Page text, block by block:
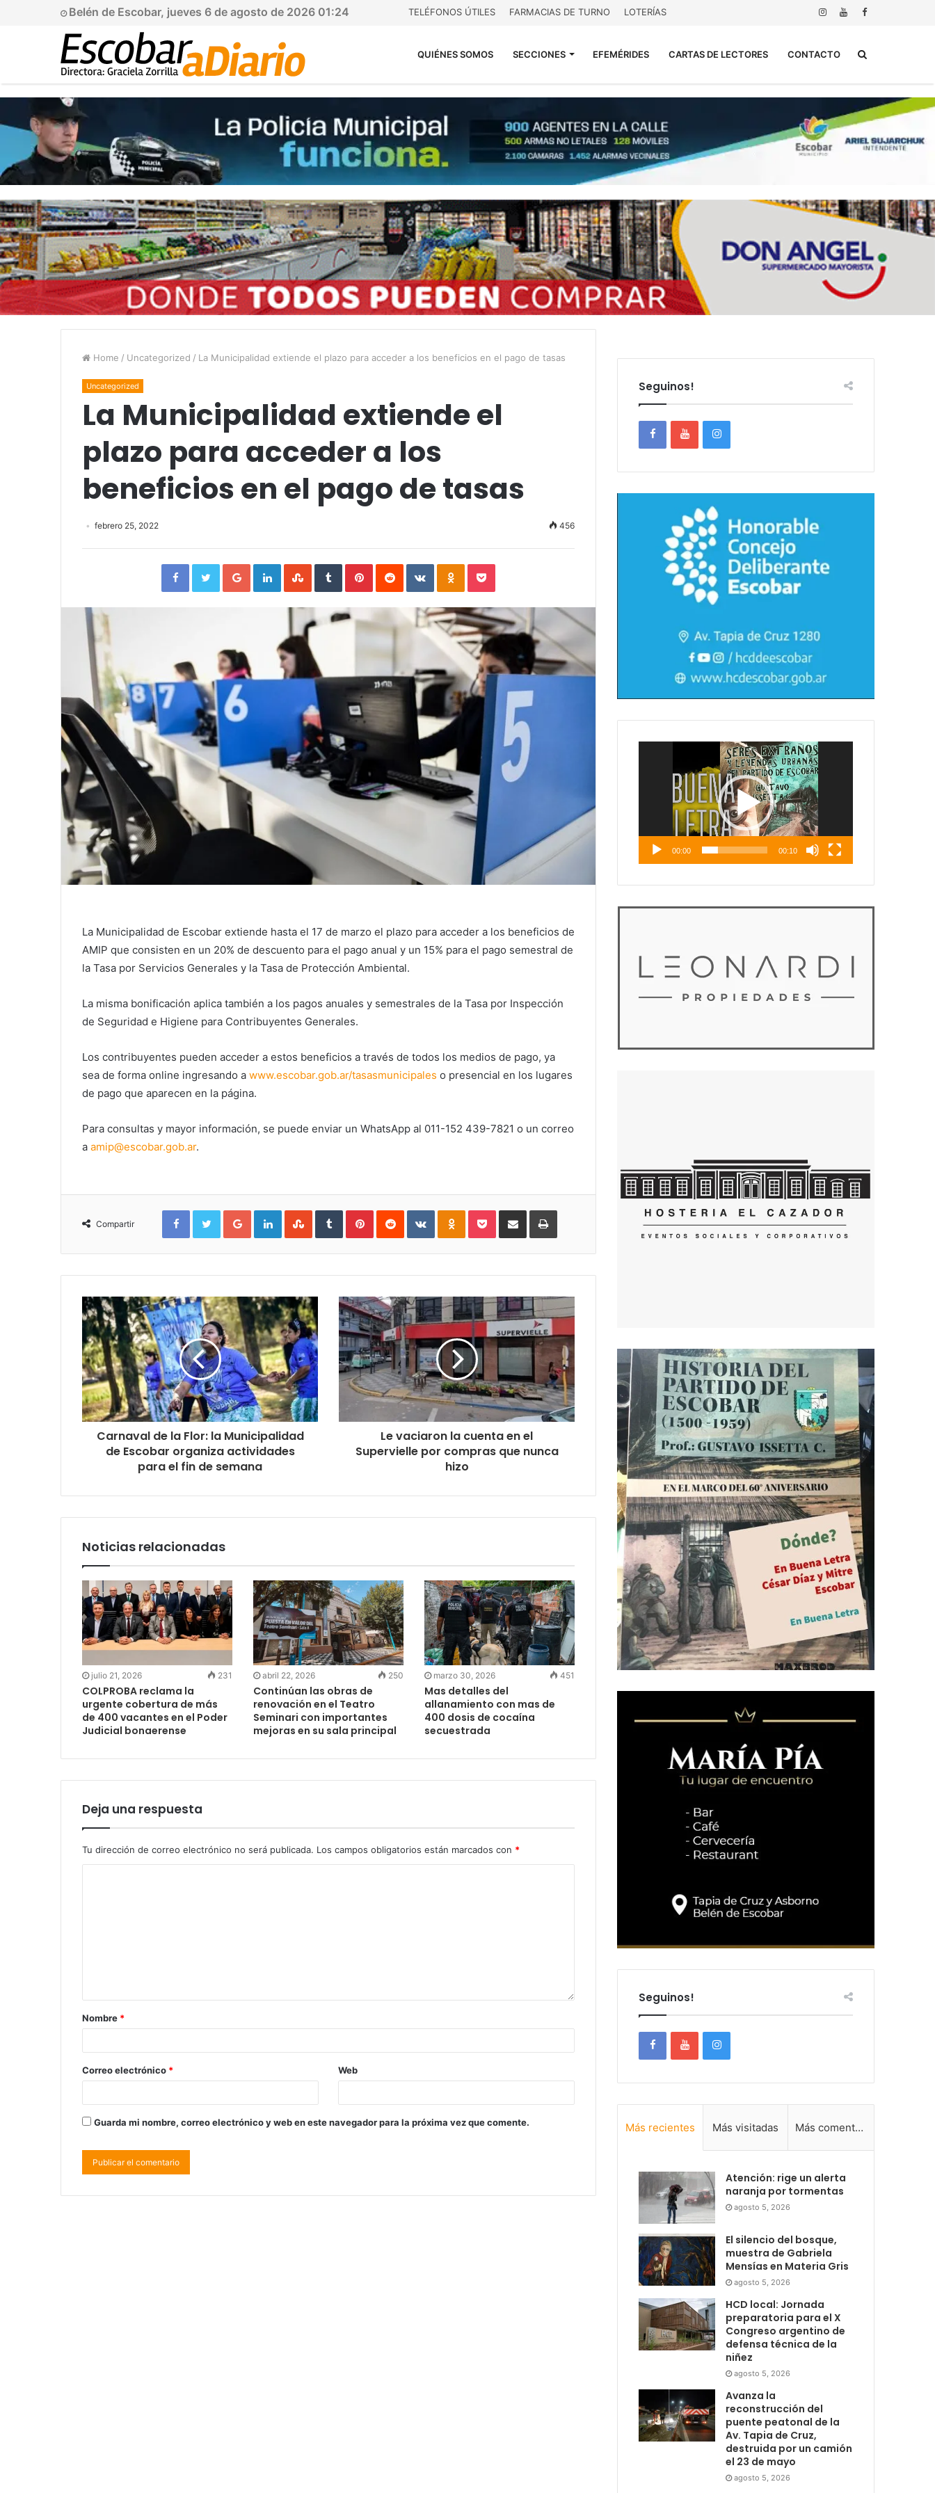
Belén de Escobar, jueves 6 de agosto de 2026 01:24 TELÉFONOS ÚTILES FARMACIAS DE TURNO LOTERÍAS
QUIÉNES SOMOS SECCIONES EFEMÉRIDES CARTAS DE LECTORES CONTACTO
Home / Uncategorized / La Municipalidad extiende el plazo para acceder a los beneficios en el pago de tasas
Uncategorized
La Municipalidad extiende el
plazo para acceder a los
beneficios en el pago de tasas
febrero 25, 2022 456
FacebookTwitterGoogle+LinkedInStumbleUpon
TumblrPinterestReddit VKontakteOdnoklassniki
Pocket
La Municipalidad de Escobar extiende hasta el 17 de marzo el plazo para acceder a los beneficios de
AMIP que consisten en un 20% de descuento para el pago anual y un 15% para el pago semestral de
la Tasa por Servicios Generales y la Tasa de Protección Ambiental.
La misma bonificación aplica también a los pagos anuales y semestrales de la Tasa por Inspección
de Seguridad e Higiene para Contribuyentes Generales.
Los contribuyentes pueden acceder a estos beneficios a través de todos los medios de pago, ya
sea de forma online ingresando a www.escobar.gob.ar/tasasmunicipales o presencial en los lugares
de pago que aparecen en la página.
Para consultas y mayor información, se puede enviar un WhatsApp al 011-152 439-7821 o un correo
a amip@escobar.gob.ar.
Compartir
FacebookTwitterGoogle+LinkedInStumbleUpon
TumblrPinterestReddit VKontakteOdnoklassniki
PocketCompartirImprimir
Carnaval de la Flor: la Municipalidad
de Escobar organiza actividades
para el fin de semana
Le vaciaron la cuenta en el
Supervielle por compras que nunca
hizo
Noticias relacionadas
julio 21, 2026 231
COLPROBA reclama la
urgente cobertura de más
de 400 vacantes en el Poder
Judicial bonaerense
abril 22, 2026 250
Continúan las obras de
renovación en el Teatro
Seminari con importantes
mejoras en su sala principal
marzo 30, 2026 451
Mas detalles del
allanamiento con mas de
400 dosis de cocaína
secuestrada
Deja una respuesta
Tu dirección de correo electrónico no será publicada. Los campos obligatorios están marcados con *
Nombre *
Correo electrónico * Web
Guarda mi nombre, correo electrónico y web en este navegador para la próxima vez que comente.
Seguinos!
00:00 00:10
Seguinos!
Más recientes Más visitadas Más comentadas
Atención: rige un alerta
naranja por tormentas
agosto 5, 2026
El silencio del bosque,
muestra de Gabriela
Mensías en Materia Gris
agosto 5, 2026
HCD local: Jornada
preparatoria para el X
Congreso argentino de
defensa técnica de la
niñez
agosto 5, 2026
Avanza la
reconstrucción del
puente peatonal de la
Av. Tapia de Cruz,
destruida por un camión
el 23 de mayo
agosto 5, 2026